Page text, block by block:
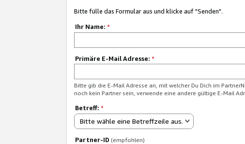
Bitte fülle das Formular aus und klicke auf "Senden".
Ihr Name: *
Primäre E-Mail Adresse: *
Bitte gib die E-Mail Adresse an, mit welcher Du Dich im
noch kein Partner sein, verwende eine andere gültige E-Mail
Betreff: *
Bitte wähle eine Betreffzeile aus.
Partner-ID (empfohlen)